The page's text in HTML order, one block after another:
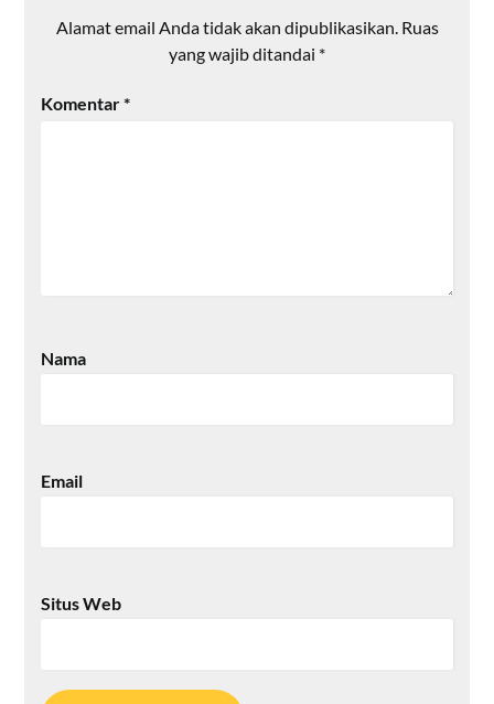
Alamat email Anda tidak akan dipublikasikan. Ruas
yang wajib ditandai *
Komentar*
Nama
Email
Situs Web